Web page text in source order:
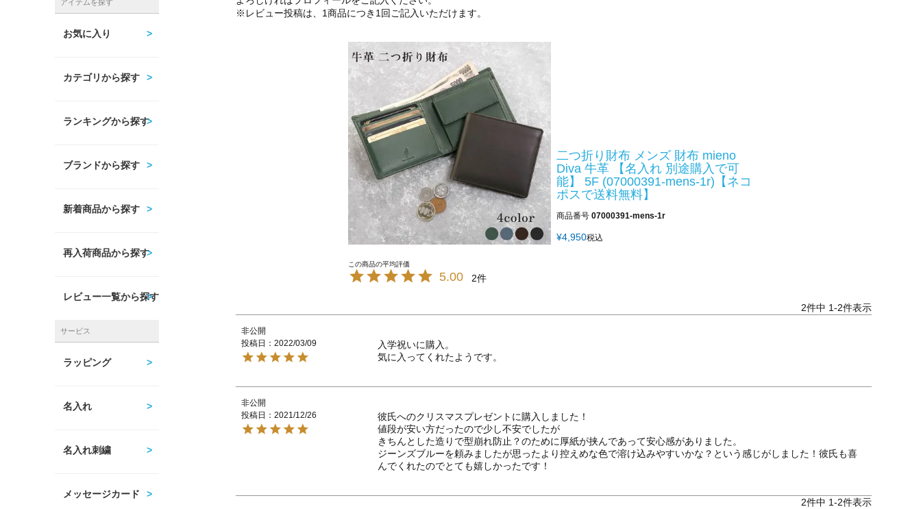
アイテムを探す
お気に入り
カテゴリから探す
ランキングから探す
ブランドから探す
新着商品から探す
再入荷商品から探す
レビュー一覧から探す
サービス
ラッピング
名入れ
名入れ刺繍
メッセージカード
※レビュー投稿は、1商品につき1回ご記入いただけます。
二つ折り財布 メンズ 財布 mieno
Diva 牛革 【名入れ 別途購入で可
能】 5F (07000391-mens-1r)【ネコ
ポスで送料無料】
商品番号 07000391-mens-1r
¥4,950税込
5.00 2
2件中 1-2件表示
非公開
投稿日
2022/03/09
入学祝いに購入。
気に入ってくれたようです。
非公開
投稿日
2021/12/26
彼氏へのクリスマスプレゼントに購入しました！
値段が安い方だったので少し不安でしたが
きちんとした造りで型崩れ防止？のために厚紙が挟んであって安心感がありました。
ジーンズブルーを頼みましたが思ったより控えめな色で溶け込みやすいかな？という感じがしました！彼氏も喜
んでくれたのでとても嬉しかったです！
2件中 1-2件表示